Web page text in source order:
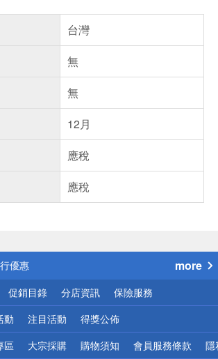
台灣
無
無
12月
應稅
應稅
地區配送
話題
優惠
地區配送
網頁！請小心！
more
促銷目錄 分店資訊 保險服務
動 注目活動 得獎公佈
區 大宗採購 購物須知 會員服務條款 隱